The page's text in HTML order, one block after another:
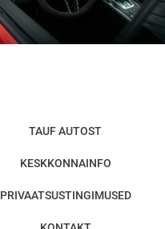
TAUF AUTOST
KESKKONNAINFO
PRIVAATSUSTINGIMUSED